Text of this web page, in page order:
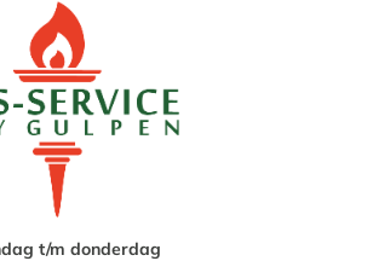
t/m donderdag